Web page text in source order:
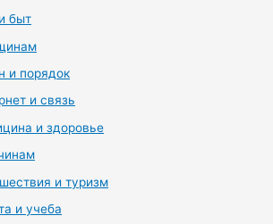
быт
и порядок
и связь
и здоровье
и туризм
и учеба